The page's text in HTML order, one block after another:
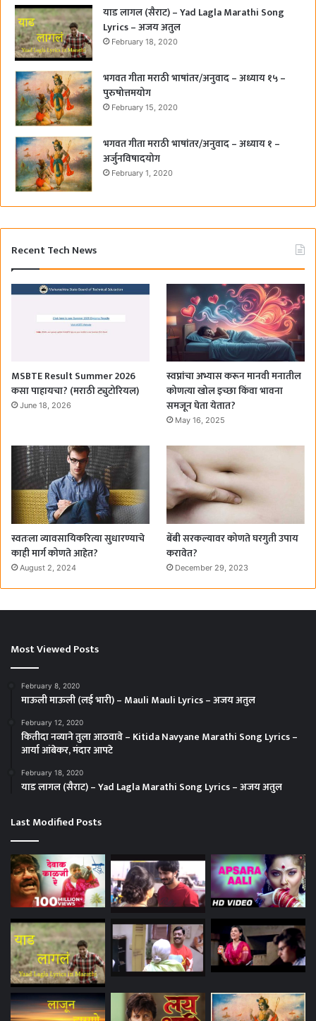
याड लागल (सैराट) – Yad Lagla Marathi Song
Lyrics – अजय अतुल
February 18, 2020
भगवत गीता मराठी भाषांतर/अनुवाद – अध्याय १५ –
पुरुषोत्तमयोग
February 15, 2020
भगवत गीता मराठी भाषांतर/अनुवाद – अध्याय १ –
अर्जुनविषादयोग
February 1, 2020
Recent Tech News
MSBTE Result Summer 2026
कसा पाहायचा? (मराठी ट्युटोरियल)
June 18, 2026
स्वप्नांचा अभ्यास करून मानवी मनातील
कोणत्या खोल इच्छा किंवा भावना
समजून घेता येतात?
May 16, 2025
स्वतःला व्यावसायिकरित्या सुधारण्याचे
काही मार्ग कोणते आहेत?
August 2, 2024
बेंबी सरकल्यावर कोणते घरगुती उपाय
करावेत?
December 29, 2023
Most Viewed Posts
February 8, 2020
माऊली माऊली (लई भारी) – Mauli Mauli Lyrics – अजय अतुल
February 12, 2020
कितीदा नव्याने तुला आठवावे – Kitida Navyane Marathi Song Lyrics –
आर्या आंबेकर, मंदार आपटे
February 18, 2020
याड लागल (सैराट) – Yad Lagla Marathi Song Lyrics – अजय अतुल
Last Modified Posts